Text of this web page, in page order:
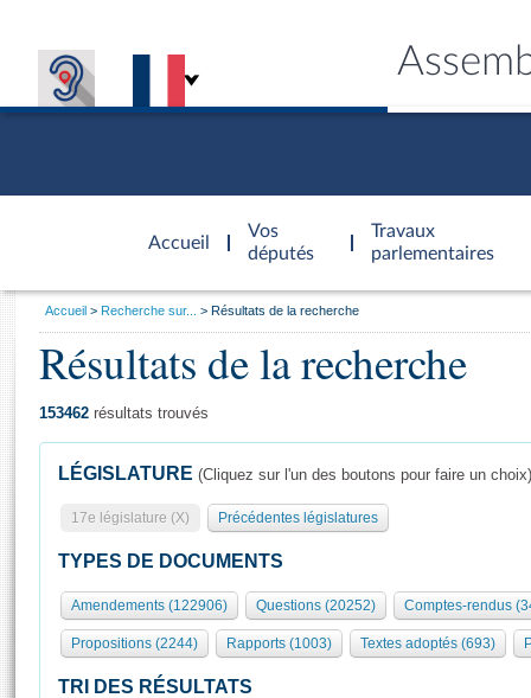
Accueil
d'accueil
Vos
députés
Travaux
parlementaires
Présidence
577 députés
Groupes politiques
Séance publique
Commissions et autres organes
Europe et International
Général
Rôle et pouvoirs de l'Assemblée
Organisation de l'Assemblée
Présidence Conférence des Présidents Bureau Collège des
Visiter l'Assemblée
Visite virtuelle du palais Bourbon
Assister à une séance
Vous
Accueil Recherche sur... Résultats de la recherche
Résultats de la recherche
153462 résultats trouvés
LÉGISLATURE (Cliquez sur l'un des boutons pour faire un choix)
17e législature (X) Précédentes législatures
TYPES DE DOCUMENTS
Amendements (122906) Questions (20252) Comptes-rendus
Propositions (2244) Rapports (1003) Textes adoptés (693)
TRI DES RÉSULTATS